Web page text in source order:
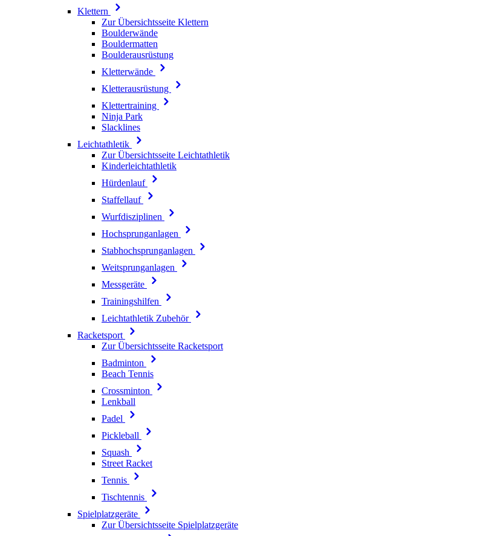
Klettern
Zur Übersichtsseite Klettern
Boulderwände
Bouldermatten
Boulderausrüstung
Kletterwände
Kletterausrüstung
Klettertraining
Ninja Park
Slacklines
Leichtathletik
Zur Übersichtsseite Leichtathletik
Kinderleichtathletik
Hürdenlauf
Staffellauf
Wurfdisziplinen
Hochsprunganlagen
Stabhochsprunganlagen
Weitsprunganlagen
Messgeräte
Trainingshilfen
Leichtathletik Zubehör
Racketsport
Zur Übersichtsseite Racketsport
Badminton
Beach Tennis
Crossminton
Lenkball
Padel
Pickleball
Squash
Street Racket
Tennis
Tischtennis
Spielplatzgeräte
Zur Übersichtsseite Spielplatzgeräte